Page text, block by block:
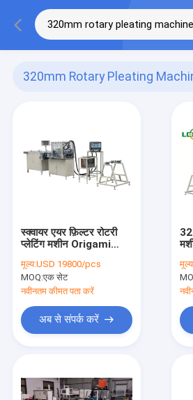
320mm Rotary Pleating
स्क्वायर एयर फ़िल्टर रोटरी
प्लेटिंग मशीन Origami
मूल्य:USD 19800/pcs
MOQ:एक सेट
नवीनतम कीमत पता करें
अब से संपर्क करें